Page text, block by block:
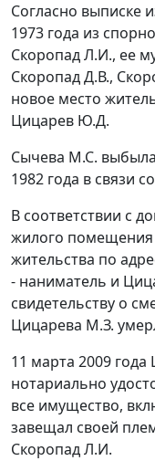
Согласно выписке
1973 года из
Скоропад Л.И., ее
Скоропад Д.В.,
новое место
Цицарев Ю.Д.
Сычева М.С.
1982 года в связи
В соответствии с
жилого помещения
жительства по
- наниматель и
свидетельству о
Цицарева М.З.
11 марта 2009
нотариально
все имущество,
завещал своей
Скоропад Л.И.